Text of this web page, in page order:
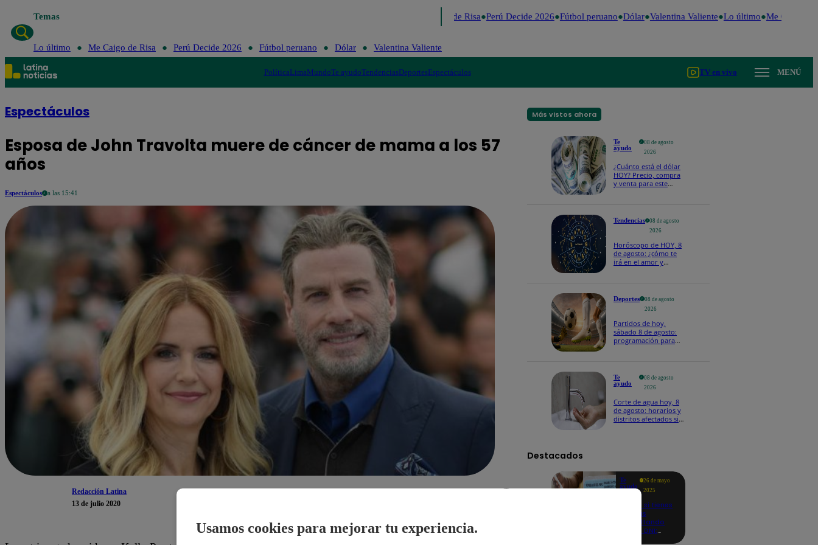
Temas Me Caigo de Risa Perú Decide 2026 Fútbol peruano Dólar Valentina Valiente Lo último Me Caigo de
Lo último Me Caigo de Risa Perú Decide 2026 Fútbol peruano Dólar Valentina Valiente
PolíticaLimaMundoTe ayudoTendenciasDeportesEspectáculos TV en vivo MENÚ
Espectáculos
Esposa de John Travolta muere de cáncer de mama a los 57
años
Espectáculos a las 15:41
Redacción Latina
13 de julio 2020
Más vistos ahora
Te
ayudo
08 de agosto
2026
¿Cuánto está el dólar
HOY? Precio, compra
y venta para este
Tendencias
08 de agosto
2026
Horóscopo de HOY, 8
de agosto: ¿cómo te
irá en el amor y
Deportes
08 de agosto
2026
Partidos de hoy,
sábado 8 de agosto:
programación para
Te
ayudo
08 de agosto
2026
Corte de agua hoy, 8
de agosto: horarios y
distritos afectados sin
Destacados
Te
ayudo
26 de mayo
2025
Revisa si tienes
deudas
consultando
con tu DNI:
Usamos cookies para mejorar tu experiencia.